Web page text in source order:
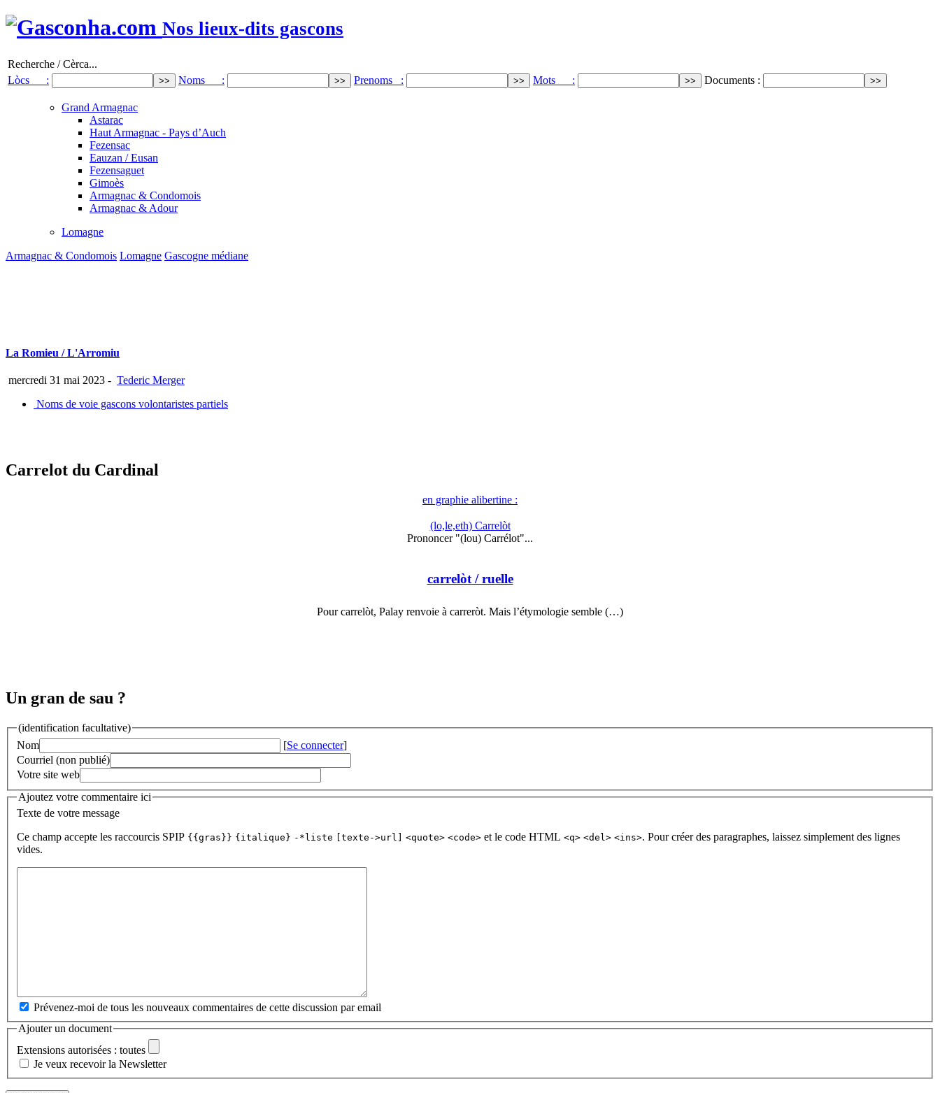
Nos lieux-dits gascons
Recherche / Cèrca...
Lòcs :
Noms : Prenoms : Mots : Documents :
Grand Armagnac
Astarac
Haut Armagnac - Pays d’Auch
Fezensac
Eauzan / Eusan
Fezensaguet
Gimoès
Armagnac & Condomois
Armagnac & Adour
Lomagne
Armagnac & Condomois Lomagne Gascogne médiane
La Romieu / L'Arromiu
mercredi 31 mai 2023 - Tederic Merger
Noms de voie gascons volontaristes partiels
Carrelot du Cardinal
en graphie alibertine :
(lo,le,eth) Carrelòt
Prononcer "(lou) Carrélot"...
carrelòt/ ruelle
Pour carrelòt, Palay renvoie à carreròt. Mais l’étymologie semble (…)
Un gran de sau ?
(identification facultative)
Nom
[Se connecter]
Courriel (non publié)
Votre site web
Ajoutez votre commentaire ici
Texte de votre message
Ce champ accepte les raccourcis SPIP {{gras}} {italique} -*liste [texte->url] <quote> <code> et le code HTML <q> <del> <ins>. Pour créer des paragraphes, laissez simplement des lignes
vides.
Prévenez-moi de tous les nouveaux commentaires de cette discussion par email
Ajouter un document
Extensions autorisées : toutes
Je veux recevoir la Newsletter